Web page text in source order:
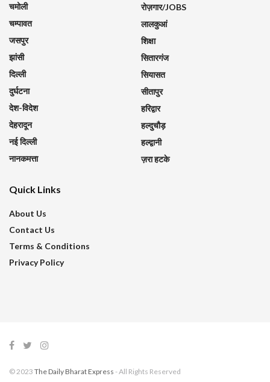
चमोली
चम्पावत
जसपुर
झांसी
दिल्ली
दुर्घटना
देश-विदेश
देहरादून
नई दिल्ली
नानकमत्ता
रोज़गार/JOBS
लालकुआं
शिक्षा
सितारगंज
सियासत
सीतापुर
हरिद्वार
हल्दुचौड़
हल्द्वानी
ज़रा हटके
Quick Links
About Us
Contact Us
Terms & Conditions
Privacy Policy
© 2023 The Daily Bharat Express - All Rights Reserved